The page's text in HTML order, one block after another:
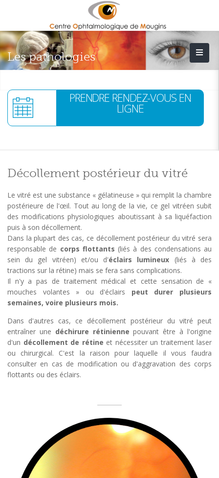
Les pathologies
PRENDRE RENDEZ-VOUS EN
LIGNE
Décollement postérieur du vitré
Le vitré est une substance « gélatineuse » qui remplit la chambre
postérieure de l'œil. Tout au long de la vie, ce gel vitréen subit
des modifications physiologiques aboutissant à sa liquéfaction
puis à son décollement.
Dans la plupart des cas, ce décollement postérieur du vitré sera
responsable de corps flottants (liés à des condensations au
sein du gel vitréen) et/ou d'éclairs lumineux (liés à des
tractions sur la rétine) mais se fera sans complications.
Il n'y a pas de traitement médical et cette sensation de «
mouches volantes » ou d'éclairs peut durer plusieurs
semaines, voire plusieurs mois.
Dans d'autres cas, ce décollement postérieur du vitré peut
entraîner une déchirure rétinienne pouvant être à l'origine
d'un décollement de rétine et nécessiter un traitement laser
ou chirurgical. C'est la raison pour laquelle il vous faudra
consulter en cas de modification ou d'aggravation des corps
flottants ou des éclairs.